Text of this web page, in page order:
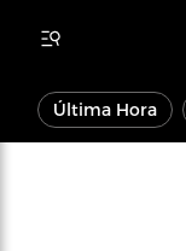
Última Hora